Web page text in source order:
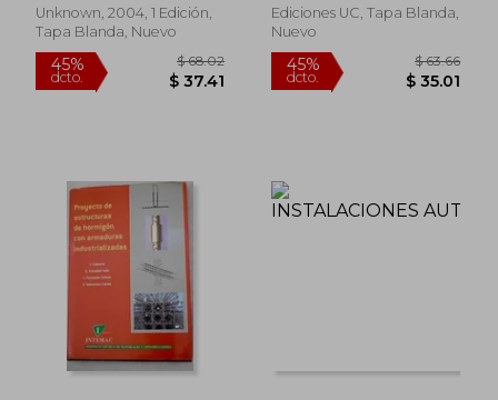
Unknown, 2004, 1 Edición,
Tapa Blanda, Nuevo
Ediciones UC, Tapa Blanda,
Nuevo